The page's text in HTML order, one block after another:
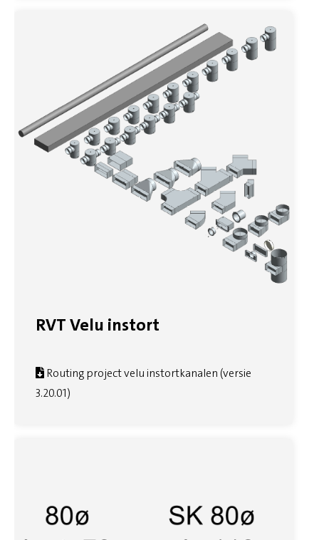
RVT Velu instort
Routing project velu instortkanalen (versie
3.20.01)